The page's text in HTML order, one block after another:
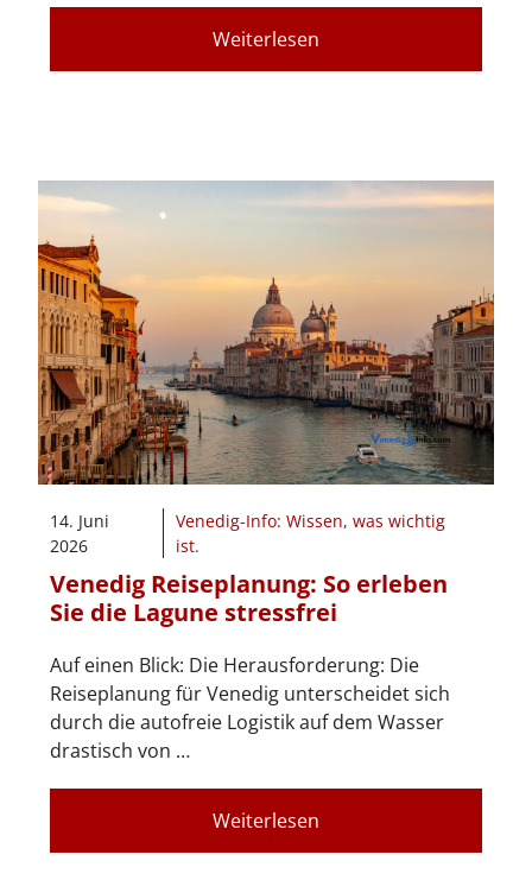
Weiterlesen
14. Juni
2026
Venedig-Info: Wissen, was wichtig
ist.
Venedig Reiseplanung: So erleben
Sie die Lagune stressfrei
Auf einen Blick: Die Herausforderung: Die
Reiseplanung für Venedig unterscheidet sich
durch die autofreie Logistik auf dem Wasser
drastisch von …
Weiterlesen